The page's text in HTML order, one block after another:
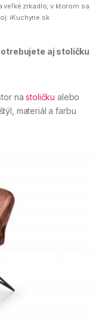
veľké zrkadlo, v ktorom sa
iKuchyne.sk
aj stoličku
nastoličku alebo
materiál a farbu